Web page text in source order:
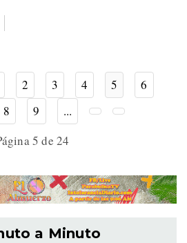
2 3 4 5
6
8 9
...
5 de 24
a Minuto